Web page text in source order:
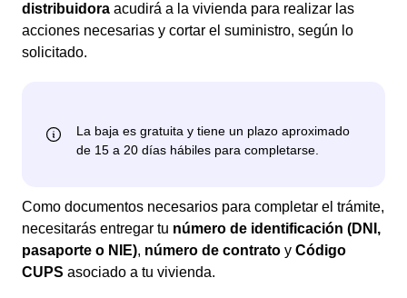
distribuidora acudirá a la vivienda para realizar las
acciones necesarias y cortar el suministro, según lo
solicitado.
Como documentos necesarios para completar el trámite,
necesitarás entregar tu número de identificación (DNI,
pasaporte o NIE), número de contrato y Código
CUPS asociado a tu vivienda.